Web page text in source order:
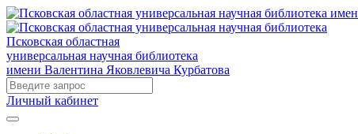
Псковская областная
универсальная научная библиотека
имени Валентина Яковлевича Курбатова
Личный кабинет